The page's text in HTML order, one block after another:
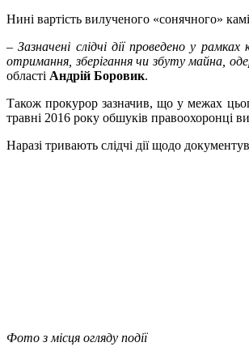
Нині вартість вилученого «сонячного»
–Зазначені слідчі дії проведено у
отримання, зберігання чи збуту майна,
області Андрій Боровик.
Також прокурор зазначив, що у межах
травні 2016 року обшуків правоохоронці
Наразі тривають слідчі дії щодо
Фото з місця огляду події